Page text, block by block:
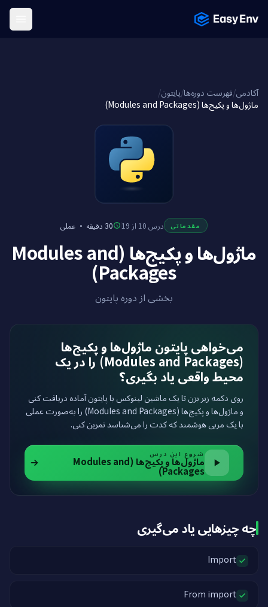
Menu
آکادمی/فهرست دوره‌ها/پایتون/
ماژول‌ها و پکیج‌ها (Modules and Packages)
مقدماتی درس 10 از 19 30 دقیقه · عملی
ماژول‌ها و پکیج‌ها (Modules and
Packages)
بخشی از دوره پایتون
می‌خواهی پایتون ماژول‌ها و پکیج‌ها
(Modules and Packages) را در یک
محیط واقعی یاد بگیری؟
روی دکمه زیر بزن تا یک ماشین لینوکس با پایتون آماده دریافت کنی
و ماژول‌ها و پکیج‌ها (Modules and Packages) را به‌صورت عملی
با یک مربی هوشمند که کدت را می‌شناسد تمرین کنی.
شروع این درس
ماژول‌ها و پکیج‌ها (Modules and
Packages)
چه چیزهایی یاد می‌گیری
Import
From import